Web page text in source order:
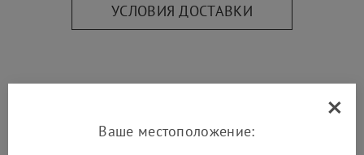
УСЛОВИЯ ДОСТАВКИ
Дополнительно ×
Ваше местоположение: